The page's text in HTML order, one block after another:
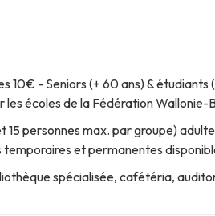
10€ - Seniors (+ 60 ans) & étudiants
les écoles de la Fédération Wallonie-
15 personnes max. par groupe)
et permanentes
spécialisée, cafétéria,